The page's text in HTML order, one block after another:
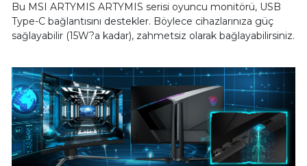
Bu MSI ARTYMIS ARTYMIS serisi oyuncu monitörü, USB
Type-C bağlantısını destekler. Böylece cihazlarınıza güç
sağlayabilir (15W?a kadar), zahmetsiz olarak bağlayabilirsiniz.